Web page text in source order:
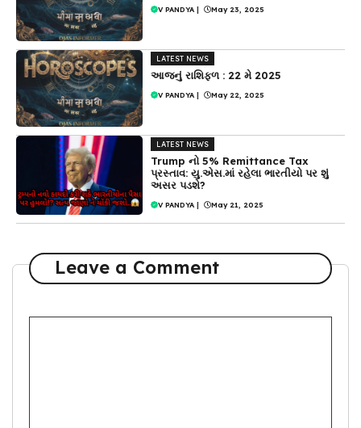
V PANDYA May 23, 2025
LATEST NEWS
આજનું રાશિફળ : 22 મે 2025
V PANDYA May 22, 2025
LATEST NEWS
Trump નો 5% Remittance Tax
પ્રસ્તાવ: યુ.એસ.માં રહેલા ભારતીયો પર શું
અસર પડશે?
V PANDYA | May 21, 2025
Leave a Comment